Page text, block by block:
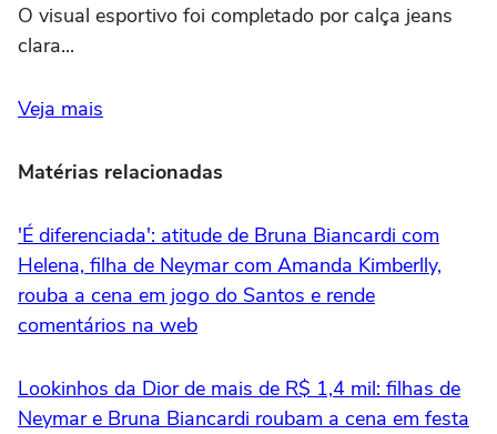
O visual esportivo foi completado por calça jeans
clara...
Veja mais
Matérias relacionadas
'É diferenciada': atitude de Bruna Biancardi com
Helena, filha de Neymar com Amanda Kimberlly,
rouba a cena em jogo do Santos e rende
comentários na web
Lookinhos da Dior de mais de R$ 1,4 mil: filhas de
Neymar e Bruna Biancardi roubam a cena em festa